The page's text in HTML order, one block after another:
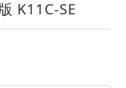
K11C-SE